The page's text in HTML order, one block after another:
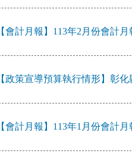
【會計月報】113年2月份會計月
【政策宣導預算執行情形】彰
【會計月報】113年1月份會計月